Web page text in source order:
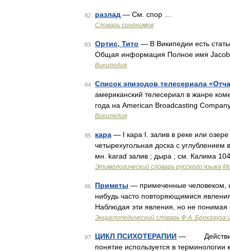
82 разлад — См. спор …
Словарь синонимов
83 Ортис, Тито — В Википедии есть
Общая информация Полное имя
Википедия
84
Список эпизодов телесериала
американский телесериал в жанре
года на American Broadcasting
Википедия
85 кара — I кара I. залив в реке или
четырехугольная доска с
мн. kаrаd залив ; дыра ; см. Калима
Этимологический словарь русского языка
86 Приметы — примеченные человеком,
нибудь часто повторяющимися
Наблюдая эти явления, но не
Энциклопедический словарь Ф.А.
87 ЦИКЛ ПСИХОТЕРАПИИ — Действие,
понятие используется в